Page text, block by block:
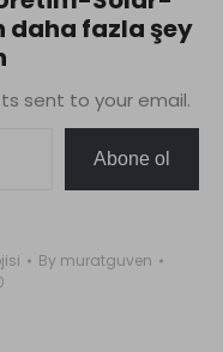
daha fazla şey
sent to your email.
Abone ol
By muratguven